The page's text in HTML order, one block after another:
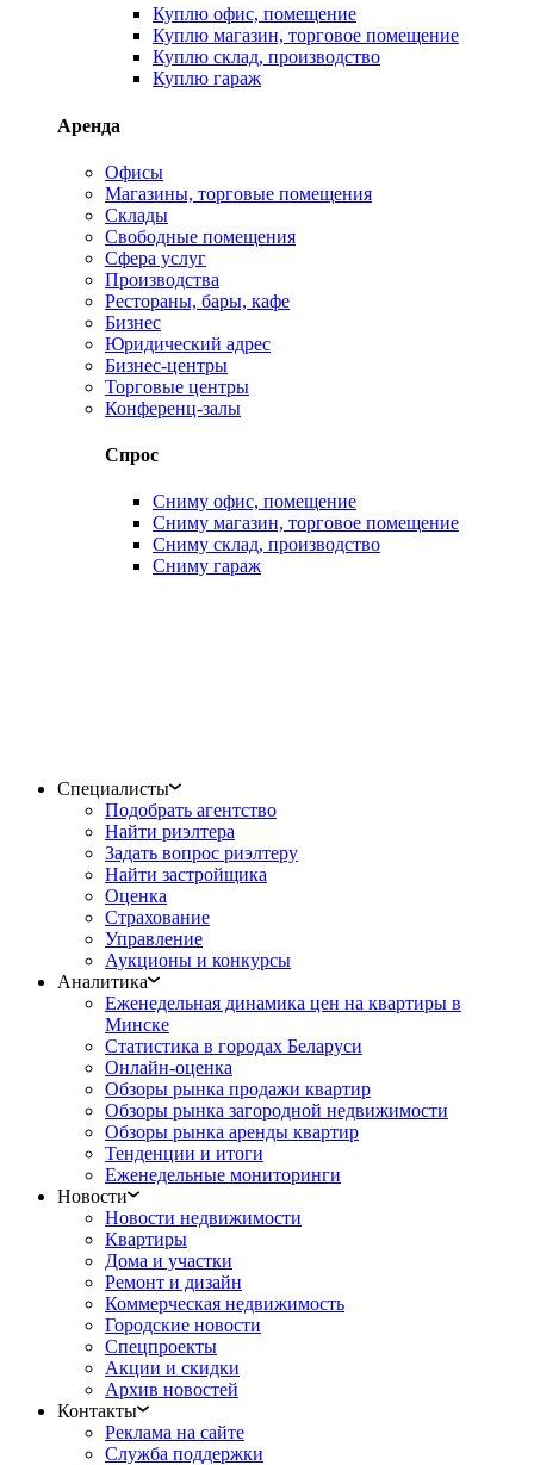
Куплю офис, помещение
Куплю магазин, торговое помещение
Куплю склад, производство
Куплю гараж
Аренда
Офисы
Магазины, торговые помещения
Склады
Свободные помещения
Сфера услуг
Производства
Рестораны, бары, кафе
Бизнес
Юридический адрес
Бизнес-центры
Торговые центры
Конференц-залы
Спрос
Сниму офис, помещение
Сниму магазин, торговое помещение
Сниму склад, производство
Сниму гараж
Специалисты
Подобрать агентство
Найти риэлтера
Задать вопрос риэлтеру
Найти застройщика
Оценка
Страхование
Управление
Аукционы и конкурсы
Аналитика
Еженедельная динамика цен на квартиры в
Минске
Статистика в городах Беларуси
Онлайн-оценка
Обзоры рынка продажи квартир
Обзоры рынка загородной недвижимости
Обзоры рынка аренды квартир
Тенденции и итоги
Еженедельные мониторинги
Новости
Новости недвижимости
Квартиры
Дома и участки
Ремонт и дизайн
Коммерческая недвижимость
Городские новости
Спецпроекты
Акции и скидки
Архив новостей
Контакты
Реклама на сайте
Служба поддержки